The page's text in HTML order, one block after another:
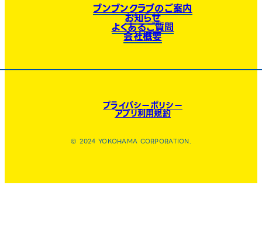
ブンブンクラブのご案内
お知らせ
よくあるご質問
会社概要
プライバシーポリシー
アプリ利用規約
© 2024 YOKOHAMA CORPORATION.